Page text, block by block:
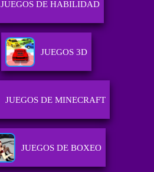
JUEGOS DE HABILIDAD
JUEGOS 3D
JUEGOS DE MINECRAFT
JUEGOS DE BOXEO